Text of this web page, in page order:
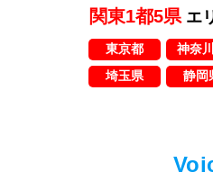
関東1都5県 エ
東京都 神奈
埼玉県
静岡